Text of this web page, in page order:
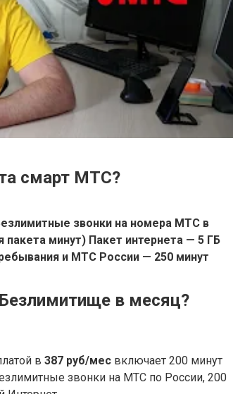
смарт МТС?
звонки на номера МТС в
пакета минут) Пакет интернета — 5 ГБ
и МТС России — 250 минут
в месяц?
в 387 руб/мес включает 200 минут
звонки на МТС по России, 200